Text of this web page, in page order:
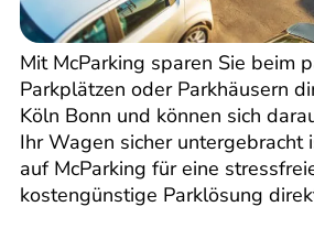
Mit McParking sparen Sie beim
Parkplätzen oder Parkhäusern
Köln Bonn und können sich
Ihr Wagen sicher untergebracht
auf McParking für eine
kostengünstige Parklösung